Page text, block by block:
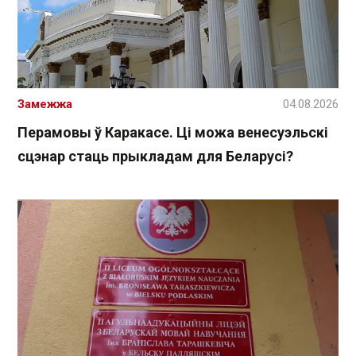
Перамовы ў Каракасе. Ці можа венесуэльскі
сцэнар стаць прыкладам для Беларусі?
Замежжа 04.08.2026